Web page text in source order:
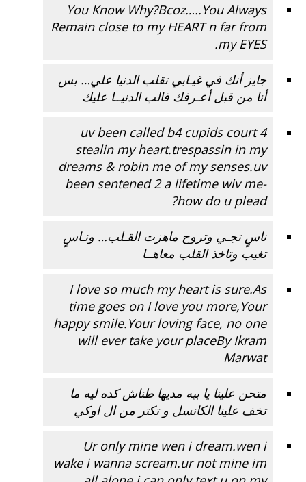
You Know Why?Bcoz…..You Always
Remain close to my HEART n far from
my EYES.
جايز أنك في غيـابي تقلب الدنيا علي… بس
أنا من قبل أعـرفك قالب الدنيــا عليك
uv been called b4 cupids court 4
stealin my heart.trespassin in my
dreams & robin me of my senses.uv
been sentened 2 a lifetime wiv me-
how do u plead?
ناسٍ تجـي وتروح ماهزت القـلب… ونـاسٍ
تغيب وتاخذ القلب معاهــا
I love so much my heart is sure.As
time goes on I loveyou more,Your
happy smile.Your loving face, no one
will ever take your placeBy Ikram
Marwat
متحن علينا يا بيه مديها طناش كده ليه ما
تخف علينا الكانسل و تكتر من ال اوكي
Ur only mine wen i dream.wen i
wake i wanna scream.ur not mine im